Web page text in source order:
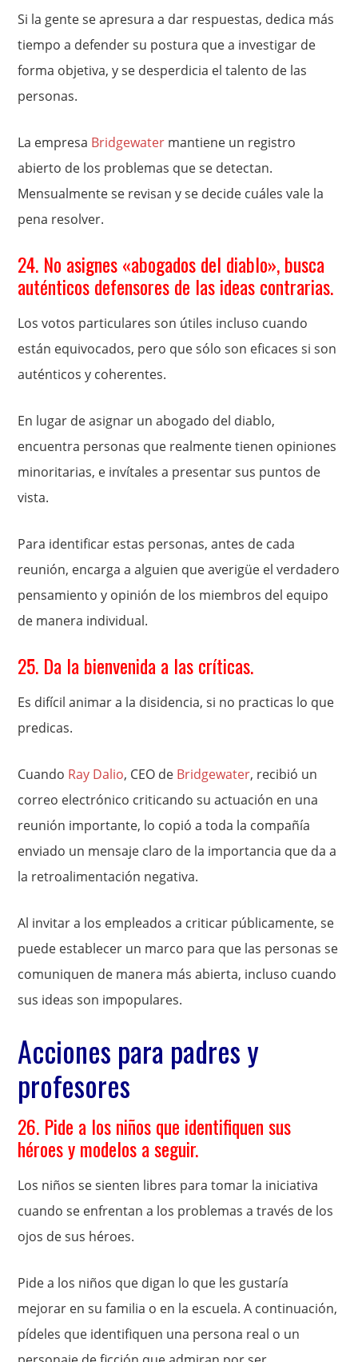
Si la gente se apresura a dar respuestas, dedica más
tiempo a defender su postura que a investigar de
forma objetiva, y se desperdicia el talento de las
personas.
La empresa Bridgewater mantiene un registro
abierto de los problemas que se detectan.
Mensualmente se revisan y se decide cuáles vale la
pena resolver.
24. No asignes «abogados del diablo», busca
auténticos defensores de las ideas contrarias.
Los votos particulares son útiles incluso cuando
están equivocados, pero que sólo son eficaces si son
auténticos y coherentes.
En lugar de asignar un abogado del diablo,
encuentra personas que realmente tienen opiniones
minoritarias, e invítales a presentar sus puntos de
vista.
Para identificar estas personas, antes de cada
reunión, encarga a alguien que averigüe el verdadero
pensamiento y opinión de los miembros del equipo
de manera individual.
25. Da la bienvenida a las críticas.
Es difícil animar a la disidencia, si no practicas lo que
predicas.
Cuando Ray Dalio, CEO de Bridgewater, recibió un
correo electrónico criticando su actuación en una
reunión importante, lo copió a toda la compañía
enviado un mensaje claro de la importancia que da a
la retroalimentación negativa.
Al invitar a los empleados a criticar públicamente, se
puede establecer un marco para que las personas se
comuniquen de manera más abierta, incluso cuando
sus ideas son impopulares.
Acciones para padres y
profesores
26. Pide a los niños que identifiquen sus
héroes y modelos a seguir.
Los niños se sienten libres para tomar la iniciativa
cuando se enfrentan a los problemas a través de los
ojos de sus héroes.
Pide a los niños que digan lo que les gustaría
mejorar en su familia o en la escuela. A continuación,
pídeles que identifiquen una persona real o un